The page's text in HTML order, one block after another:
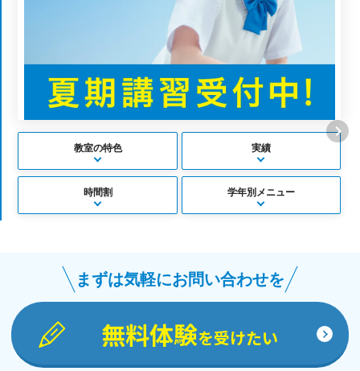
教室の特色 実績
時間割 学年別メニュー
まずは気軽にお問い合わせを
無料体験を受けたい